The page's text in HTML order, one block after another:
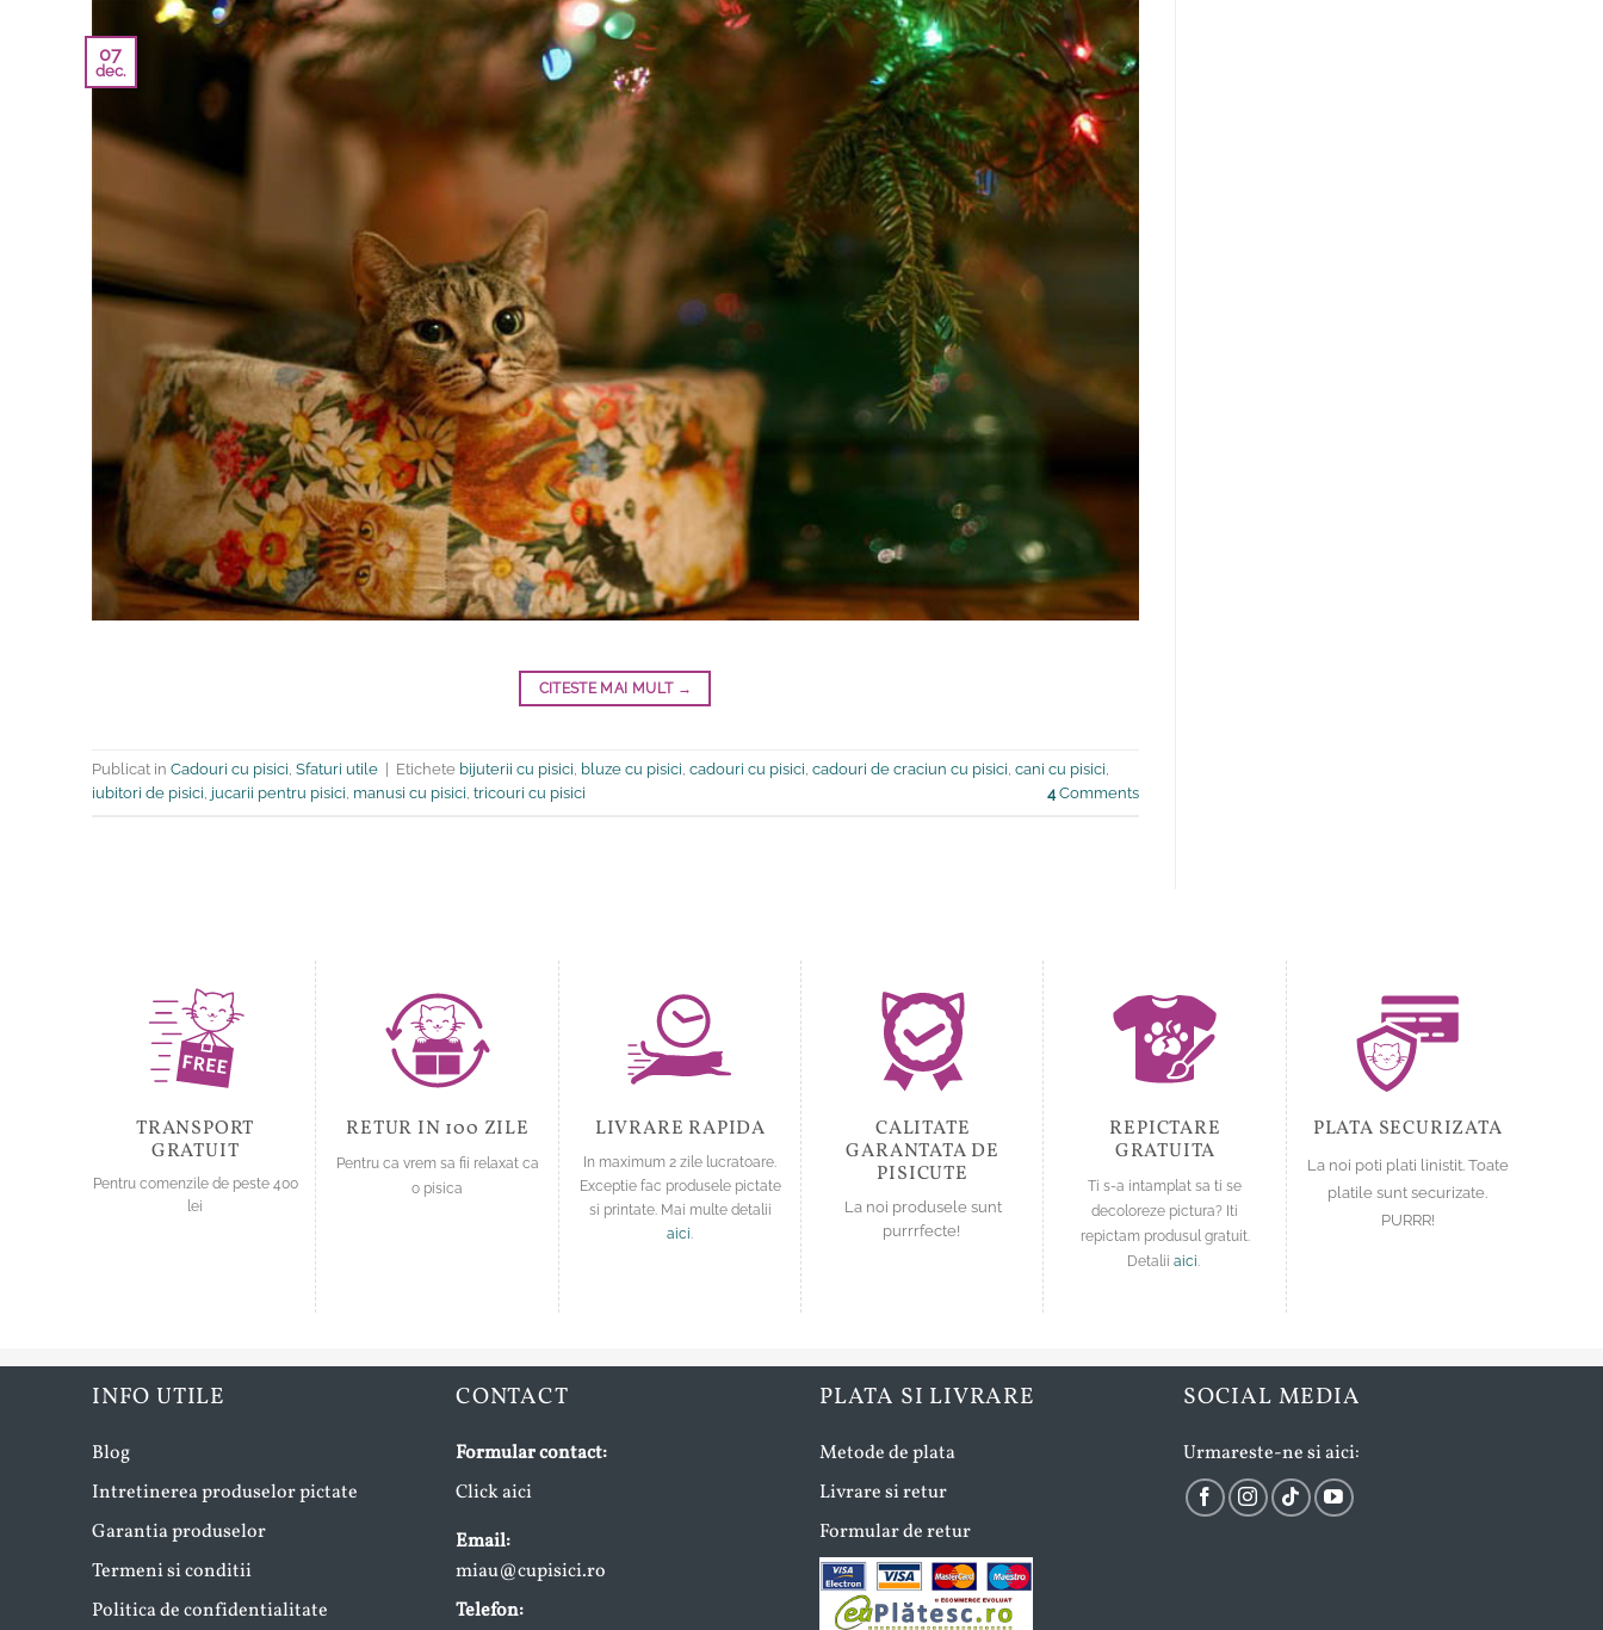
07
dec.
CITESTE MAI MULT →
Publicat in Cadouri cu pisici Sfaturi utile Etichete bijuterii cu pisici bluze cu pisici cadouri cu pisici cadouri de craciun cu pisici cani cu pisici
iubitori de pisici jucarii pentru pisici manusi cu pisici tricouri cu pisici 4Comments
TRANSPORT
GRATUIT
Pentru comenzile de peste 400
lei
RETUR IN 100 ZILE
Pentru ca vrem sa fii relaxat ca
o pisica
LIVRARE RAPIDA
In maximum 2 zile lucratoare.
Exceptie fac produsele pictate
si printate. Mai multe detalii
aici.
CALITATE
GARANTATA DE
PISICUTE
La noi produsele sunt
purrrfecte!
REPICTARE
GRATUITA
Ti s-a intamplat sa ti se
decoloreze pictura? Iti
repictam produsul gratuit.
Detalii aici
PLATA SECURIZATA
La noi poti plati linistit. Toate
platile sunt securizate.
PURRR!
INFO UTILE
Blog
Intretinerea produselor pictate
Garantia produselor
Termeni si conditii
Politica de confidentialitate
CONTACT
Formular contact:
Click aici
Email:
miau@cupisici.ro
Telefon:
PLATA SI LIVRARE
Metode de plata
Livrare si retur
Formular de retur
SOCIAL MEDIA
Urmareste-ne si aici: